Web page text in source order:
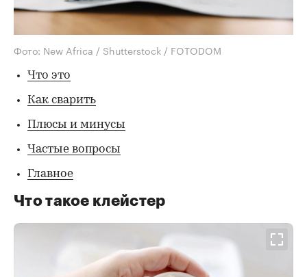
Фото: New Africa / Shutterstock / FOTODOM
Что это
Как сварить
Плюсы и минусы
Частые вопросы
Главное
Что такое клейстер